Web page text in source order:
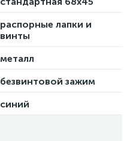
распорные лапки и
винты
металл
безвинтовой зажим
синий